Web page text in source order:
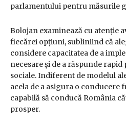
parlamentului pentru măsurile
Bolojan examinează cu atenție
fiecărei opțiuni, subliniind că
considere capacitatea de a
necesare și de a răspunde
sociale. Indiferent de modelul
acela de a asigura o conducere
capabilă să conducă România
prosper.